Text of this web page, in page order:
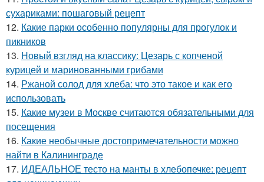
сухариками: пошаговый рецепт
12. Какие парки особенно популярны для прогулок и
пикников
13. Новый взгляд на классику: Цезарь с копченой
курицей и маринованными грибами
14. Ржаной солод для хлеба: что это такое и как его
использовать
15. Какие музеи в Москве считаются обязательными для
посещения
16. Какие необычные достопримечательности можно
найти в Калининграде
17. ИДЕАЛЬНОЕ тесто на манты в хлебопечке: рецепт